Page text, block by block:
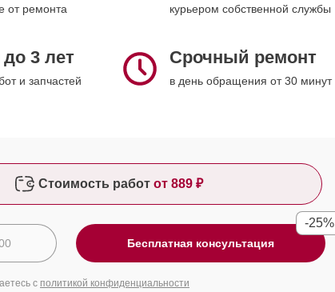
от ремонта курьером собственной службы
3 лет
и запчастей
Срочный ремонт
в день обращения от 30 минут
Стоимость работ от 889 ₽
Бесплатная консультация
-25%
с политикой конфиденциальности